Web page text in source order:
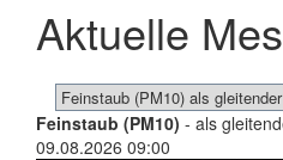
Aktuelle
Feinstaub (PM10) - als
09.08.2026 09:00